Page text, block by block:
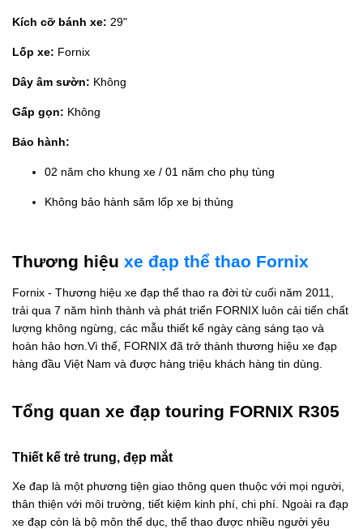
Kích cỡ bánh xe: 29"
Lốp xe: Fornix
Dây âm sườn: Không
Gấp gọn: Không
Bảo hành:
02 năm cho khung xe / 01 năm cho phụ tùng
Không bảo hành săm lốp xe bị thủng
Thương hiệu xe đạp thể thao Fornix
Fornix - Thương hiệu xe đạp thể thao ra đời từ cuối năm 2011,
trải qua 7 năm hình thành và phát triển FORNIX luôn cải tiến chất
lượng không ngừng, các mẫu thiết kế ngày càng sáng tạo và
hoàn hảo hơn.Vì thế, FORNIX đã trở thành thương hiệu xe đạp
hàng đầu Việt Nam và được hàng triệu khách hàng tin dùng.
Tổng quan xe đạp touring FORNIX R305
Thiết kế trẻ trung, đẹp mắt
Xe đap là một phương tiện giao thông quen thuộc với mọi người,
thân thiện với môi trường, tiết kiệm kinh phí, chi phí. Ngoài ra đạp
xe đạp còn là bộ môn thể dục, thể thao được nhiều người yêu